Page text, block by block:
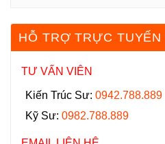
HỖ TRỢ TRỰC TUYẾN
TƯ VẤN VIÊN
Kiến Trúc Sư: 0942.788.889
Kỹ Sư: 0982.788.889